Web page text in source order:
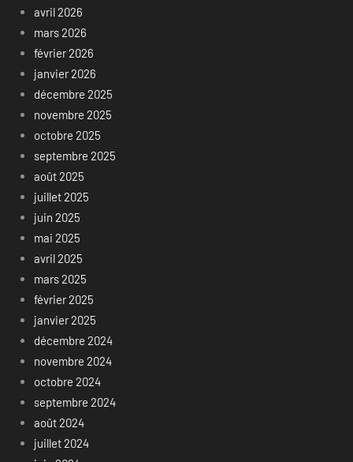
avril 2026
mars 2026
février 2026
janvier 2026
décembre 2025
novembre 2025
octobre 2025
septembre 2025
août 2025
juillet 2025
juin 2025
mai 2025
avril 2025
mars 2025
février 2025
janvier 2025
décembre 2024
novembre 2024
octobre 2024
septembre 2024
août 2024
juillet 2024